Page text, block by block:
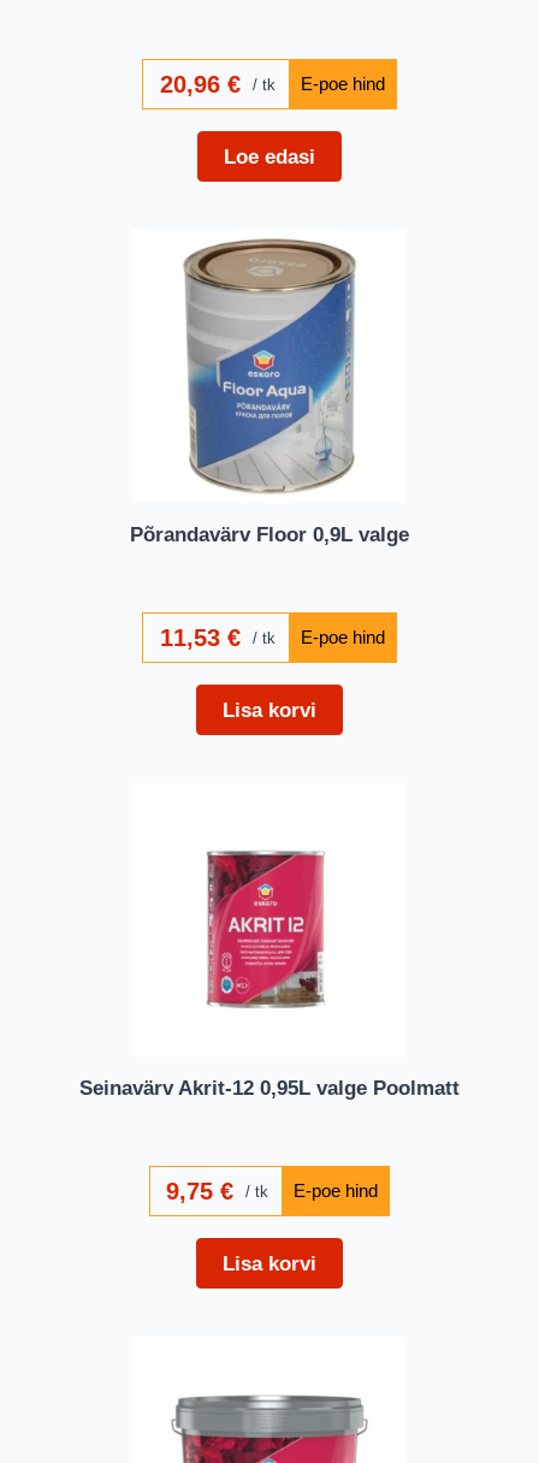
20,96 € tk
Loe edasi
Põrandavärv Floor 0,9L valge
11,53 € tk
Lisa korvi
Seinavärv Akrit-12 0,95L valge Poolmatt
9,75€ tk
Lisa korvi